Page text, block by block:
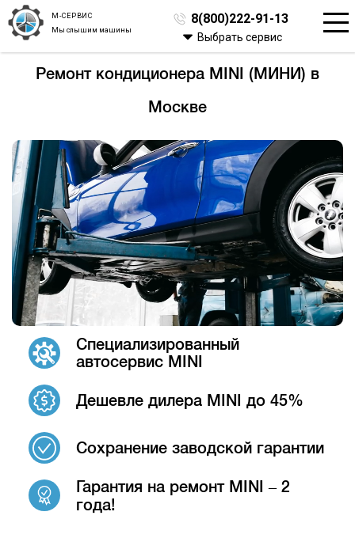
М-СЕРВИС
Мы слышим машины
8(800)222-91-13
Выбрать сервис
Ремонт кондиционера MINI (МИНИ) в
Москве
Специализированный
автосервис MINI
Дешевле дилера MINI до 45%
Сохранение заводской гарантии
Гарантия на ремонт MINI – 2
года!